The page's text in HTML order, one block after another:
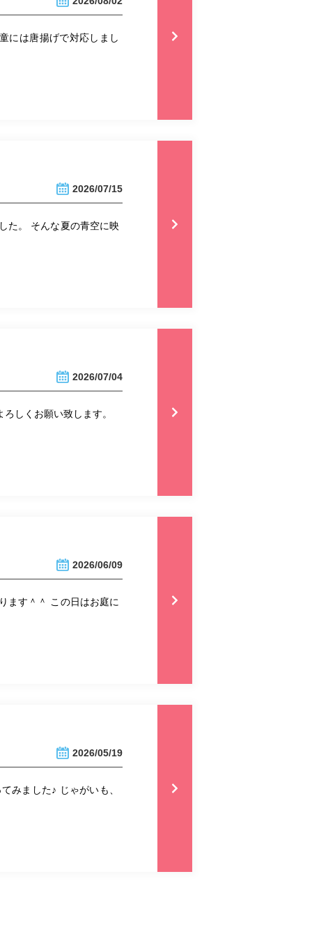
には唐揚げで対応しまし
2026/07/15
た。 そんな夏の青空に映
2026/07/04
しくお願い致します。
2026/06/09
ます＾＾ この日はお庭に
2026/05/19
みました♪ じゃがいも、